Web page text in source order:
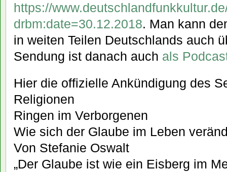
https://
drbm:date=30.12.2018. Man kann
in weiten Teilen Deutschlands auch
Sendung ist danach auch als
Hier die offizielle Ankündigung des
Religionen
Ringen im Verborgenen
Wie sich der Glaube im Leben
Von Stefanie Oswalt
„Der Glaube ist wie ein Eisberg im